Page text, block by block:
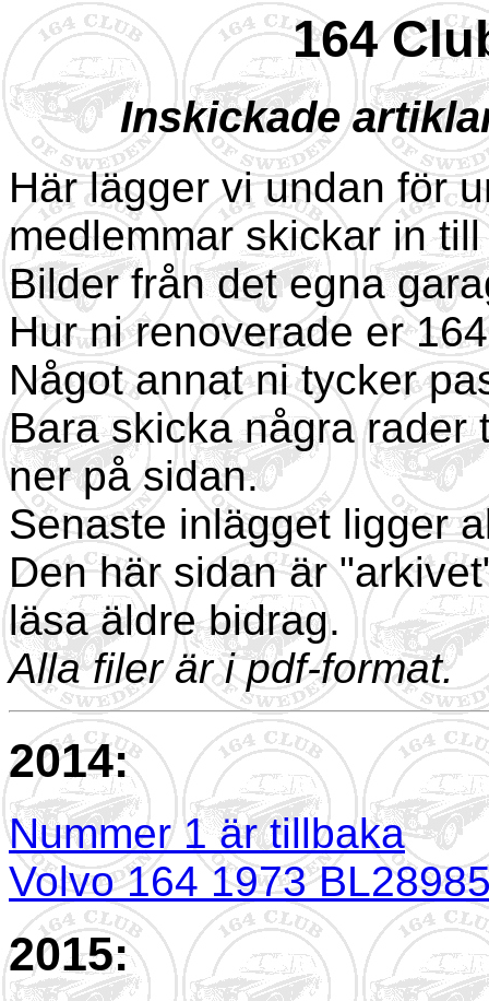
164
Inskickade
Här lägger vi undan för
medlemmar skickar in
Bilder från det egna
Hur ni renoverade er
Något annat ni tycker
Bara skicka några rader
ner på sidan.
Senaste inlägget ligger
Den här sidan är
läsa äldre bidrag.
Alla filer är i pdf-format.
2014:
Nummer 1 är tillbaka
Volvo 164 1973
2015: